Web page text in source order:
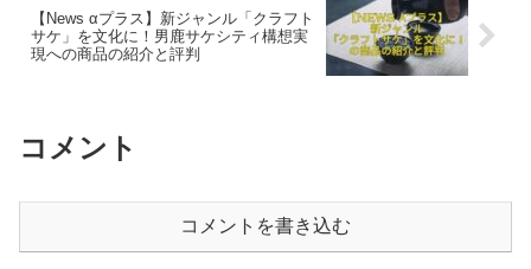
【News αプラス】新ジャンル「クラフト
サケ」を文化に！男鹿サケシティ構想実
現への商品の紹介と評判
コメント
コメントを書き込む